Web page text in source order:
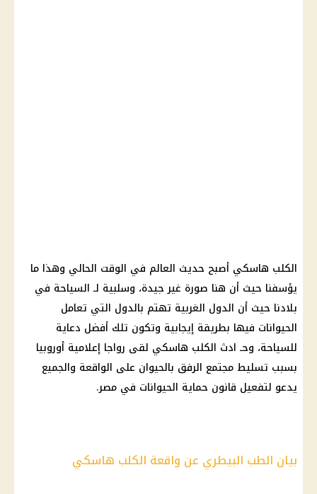
الكلب هاسكي أصبح حديث العالم في الوقت الحالي وهذا ما
يؤسفنا حيث أن هنا صورة غير جيدة، وسلبية لـ السياحة في
بلادنا حيث أن الدول الغربية تهتم بالدول التي تعامل
الحيوانات فيها بطريقة إيجابية وتكون تلك أفضل دعاية
للسياحة، وحـ ادث الكلب هاسكي لقى رواجا إعلامية أوروبيا
بسبب تسليط مجتمع الرفق بالحيوان على الواقعة والجميع
يدعو لتفعيل قانون حماية الحيوانات في مصر.
بيان الطب البيطري عن واقعة الكلب هاسكي